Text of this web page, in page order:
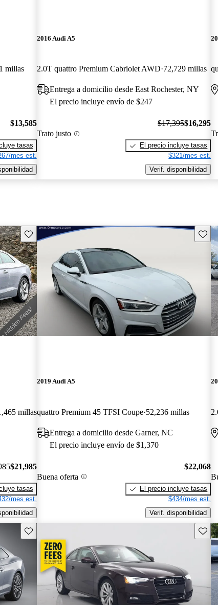
millas
$13,585
tasas
mes est.
2016 Audi A5
2.0T quattro Premium Cabriolet AWD 72,729 millas
Entrega a domicilio desde East Rochester, NY
El precio incluye envío de $247
Trato justo
$17,395$16,295
El precio incluye tasas
$321/mes est.
Verif. disponibilidad
Guarda este Aviso
millas
$21,985
tasas
mes est.
2019 Audi A5
quattro Premium 45 TFSI Coupe 52,236 millas
Entrega a domicilio desde Garner, NC
El precio incluye envío de $1,370
Buena oferta
$22,068
El precio incluye tasas
$434/mes est.
Verif. disponibilidad
Guarda este Aviso